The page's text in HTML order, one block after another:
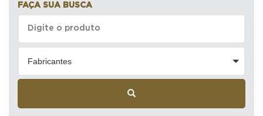
FAÇA SUA BUSCA
Fabricantes